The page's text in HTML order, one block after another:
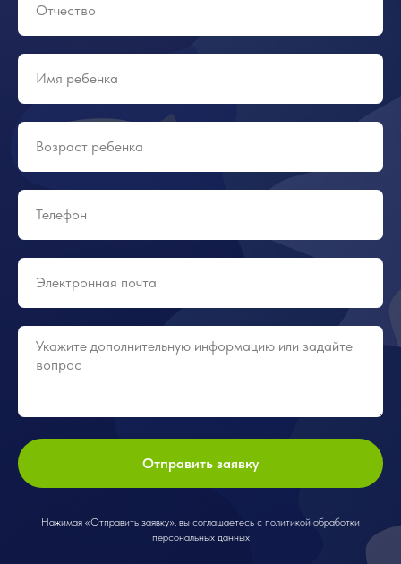
Отправить заявку
Нажимая «Отправить заявку», вы соглашаетесь с политикой обработки
персональных данных